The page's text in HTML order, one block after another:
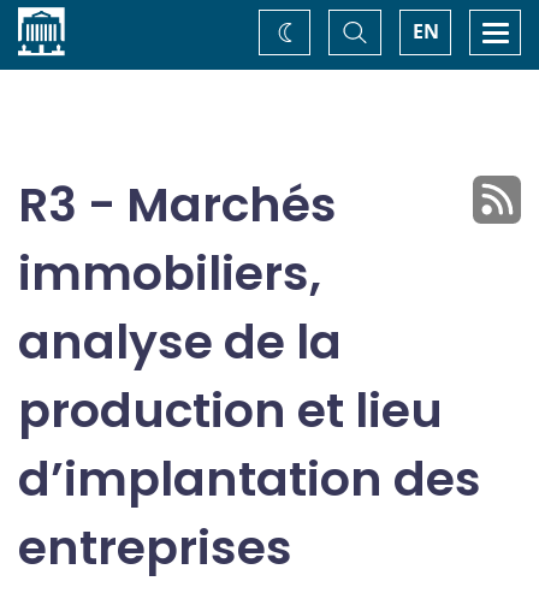
Accueil EN
Basculer
la
recherche
Changez
de
R3 - Marchés
immobiliers,
analyse de la
production et lieu
d’implantation des
entreprises